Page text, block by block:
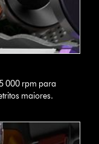
000 rpm para
maiores.